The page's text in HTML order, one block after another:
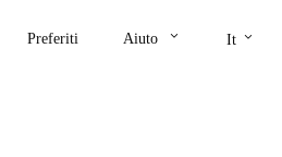
Preferiti Aiuto keyboard_arrow_down It keyboard_arrow_down